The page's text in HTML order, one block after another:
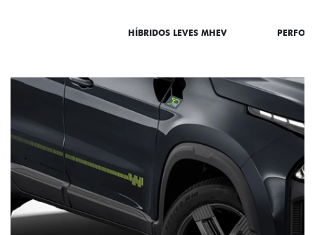
HÍBRIDOS LEVES MHEV